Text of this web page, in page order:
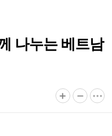
나누는 베트남